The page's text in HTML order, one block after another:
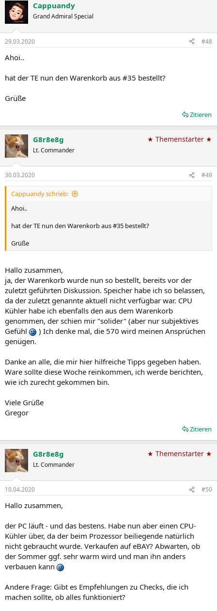
Cappuandy
Grand Admiral Special
29.03.2020 #48
Ahoi..
hat der TE nun den Warenkorb aus #35 bestellt?
Grüße
Zitieren
G8r8e8g
Lt. Commander
★ Themenstarter ★
30.03.2020 #49
Cappuandy schrieb:
Ahoi..
hat der TE nun den Warenkorb aus #35 bestellt?
Grüße
Hallo zusammen,
ja, der Warenkorb wurde nun so bestellt, bereits vor der
zuletzt geführten Diskussion. Speicher habe ich so belassen,
da der zuletzt genannte aktuell nicht verfügbar war. CPU
Kühler habe ich ebenfalls den aus dem Warenkorb
genommen, der schien mir "solider" (aber nur subjektives
Gefühl
) Ich denke mal, die 570 wird meinen Ansprüchen
genügen.
Danke an alle, die mir hier hilfreiche Tipps gegeben haben.
Ware sollte diese Woche reinkommen, ich werde berichten,
wie ich zurecht gekommen bin.
Viele Grüße
Gregor
Zitieren
G8r8e8g
Lt. Commander
★ Themenstarter ★
10.04.2020 #50
Hallo zusammen,
der PC läuft - und das bestens. Habe nun aber einen CPU-
Kühler über, da der beim Prozessor beiliegende natürlich
nicht gebraucht wurde. Verkaufen auf eBAY? Abwarten, ob
der Sommer ggf. sehr warm wird und man ihn anders
verbauen kann
Andere Frage: Gibt es Empfehlungen zu Checks, die ich
machen sollte, ob alles funktioniert?